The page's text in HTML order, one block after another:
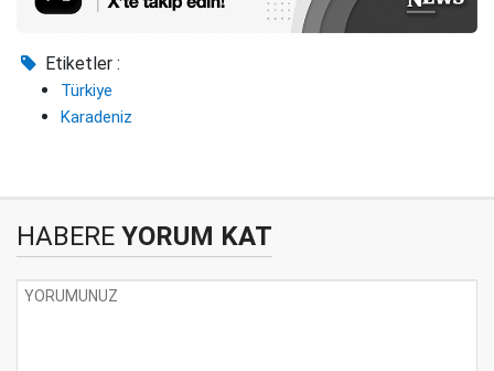
Etiketler :
Türkiye
Karadeniz
HABERE YORUM KAT